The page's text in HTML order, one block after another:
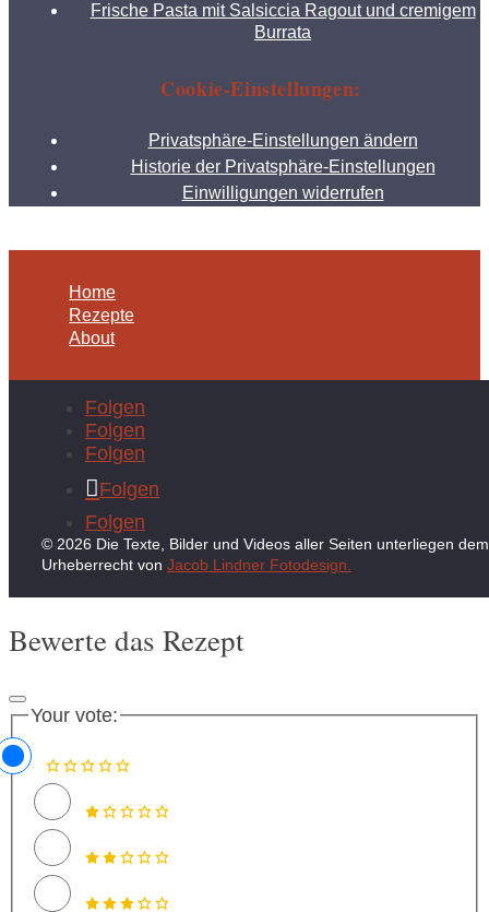
Frische Pasta mit Salsiccia Ragout und cremigem
Burrata
Cookie-Einstellungen:
Privatsphäre-Einstellungen ändern
Historie der Privatsphäre-Einstellungen
Einwilligungen widerrufen
Home
Rezepte
About
Folgen
Folgen
Folgen
Folgen
Folgen
© 2026 Die Texte, Bilder und Videos aller Seiten unterliegen dem
Urheberrecht von Jacob Lindner Fotodesign.
Bewerte das Rezept
Your vote: